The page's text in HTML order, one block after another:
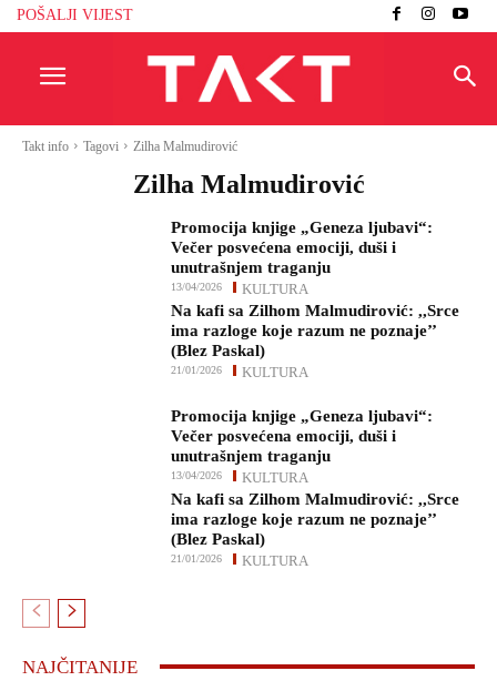
POŠALJI VIJEST
Takt info Tagovi Zilha Malmudirović
Zilha Malmudirović
Promocija knjige „Geneza ljubavi“:
Večer posvećena emociji, duši i
unutrašnjem traganju
KULTURA
13/04/2026
Na kafi sa Zilhom Malmudirović: ,,Srce
ima razloge koje razum ne poznaje’’
(Blez Paskal)
KULTURA
21/01/2026
Promocija knjige „Geneza ljubavi“:
Večer posvećena emociji, duši i
unutrašnjem traganju
KULTURA
13/04/2026
Na kafi sa Zilhom Malmudirović: ,,Srce
ima razloge koje razum ne poznaje’’
(Blez Paskal)
KULTURA
21/01/2026
NAJČITANIJE